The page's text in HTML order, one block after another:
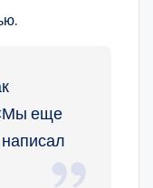
«Мы еще